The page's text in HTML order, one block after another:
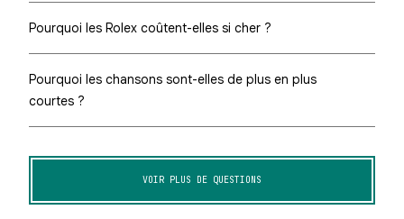
Pourquoi les Rolex coûtent-elles si cher ?
Pourquoi les chansons sont-elles de plus en plus
courtes ?
VOIR PLUS DE QUESTIONS